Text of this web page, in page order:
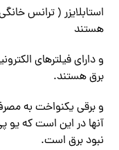
استابلایزر ( ترانس
هستند
و دارای فیلترهای
برق هستند.
و برقی یکنواخت به
آنها در این است که یو
نبود برق است.